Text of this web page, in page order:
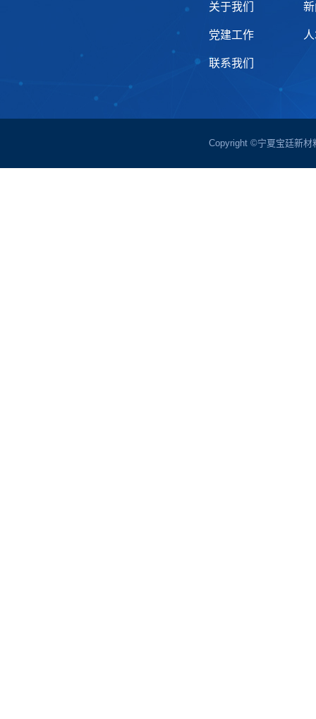
关于我们
党建工作
联系我们
Copyright ©宁夏宝廷新材